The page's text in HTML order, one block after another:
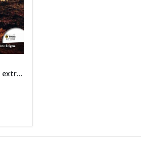
Zone 51 menace extra-terrestre ?